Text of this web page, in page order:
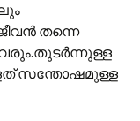
തന്നെ
വരും.തുടർന്നുള്ള
സന്തോഷമുള്ള